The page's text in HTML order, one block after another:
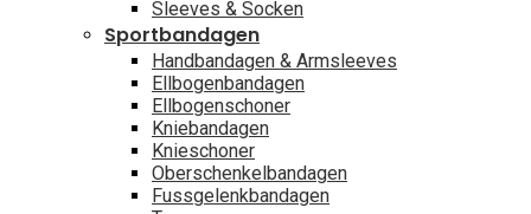
Sleeves & Socken
Sportbandagen
Handbandagen & Armsleeves
Ellbogenbandagen
Ellbogenschoner
Kniebandagen
Knieschoner
Oberschenkelbandagen
Fussgelenkbandagen